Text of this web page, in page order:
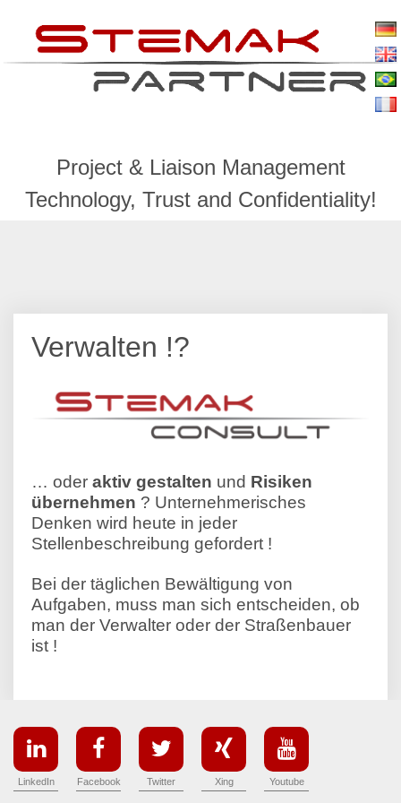
Verwalten !?
… oder aktiv gestalten und Risiken
übernehmen ? Unternehmerisches
Denken wird heute in jeder
Stellenbeschreibung gefordert !
Bei der täglichen Bewältigung von
Aufgaben, muss man sich entscheiden, ob
man der Verwalter oder der Straßenbauer
ist !
LinkedIn Facebook Twitter Xing Youtube